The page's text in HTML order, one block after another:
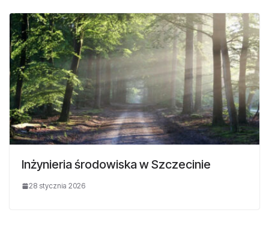
Inżynieria środowiska w Szczecinie
28 stycznia 2026